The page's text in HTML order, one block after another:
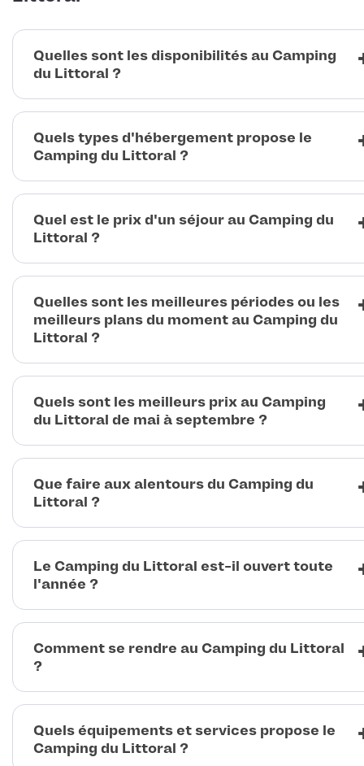
Quelles sont les disponibilités au Camping
du Littoral ?
Quels types d'hébergement propose le
Camping du Littoral ?
Quel est le prix d'un séjour au Camping du
Littoral ?
Quelles sont les meilleures périodes ou les
meilleurs plans du moment au Camping du
Littoral ?
Quels sont les meilleurs prix au Camping
du Littoral de mai à septembre ?
Que faire aux alentours du Camping du
Littoral ?
Le Camping du Littoral est-il ouvert toute
l'année ?
Comment se rendre au Camping du Littoral
?
Quels équipements et services propose le
Camping du Littoral ?